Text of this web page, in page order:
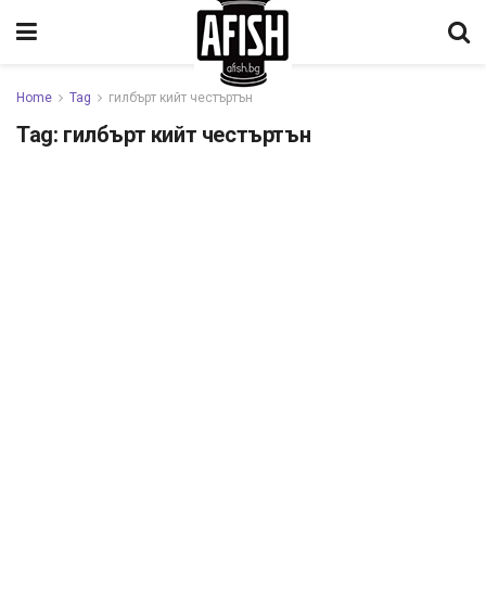
Home Tag гилбърт кийт честъртън
Tag: гилбърт кийт честъртън